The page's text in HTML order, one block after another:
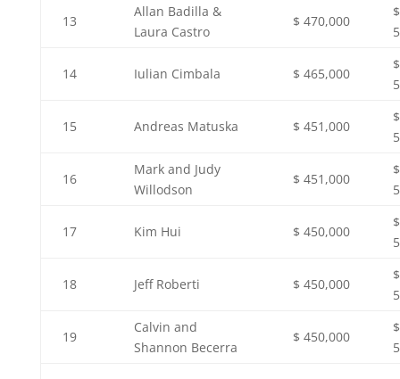
13
Allan Badilla &
Laura Castro
$ 470,000
$
14 Iulian Cimbala $ 465,000
$
15 Andreas Matuska $ 451,000
$
16
Mark and Judy
Willodson
$ 451,000
$
17 Kim Hui $ 450,000
$
18 Jeff Roberti $ 450,000
$
19
Calvin and
Shannon Becerra
$ 450,000
$